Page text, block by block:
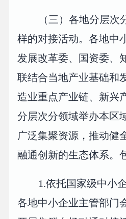
（三）各地分层次
样的对接活动。各地中
发展改革委、国资委、
联结合当地产业基础和
造业重点产业链、新兴
分层次分领域举办本区
广泛集聚资源，推动健
融通创新的生态体系。
1.依托国家级中小
各地中小企业主管部门